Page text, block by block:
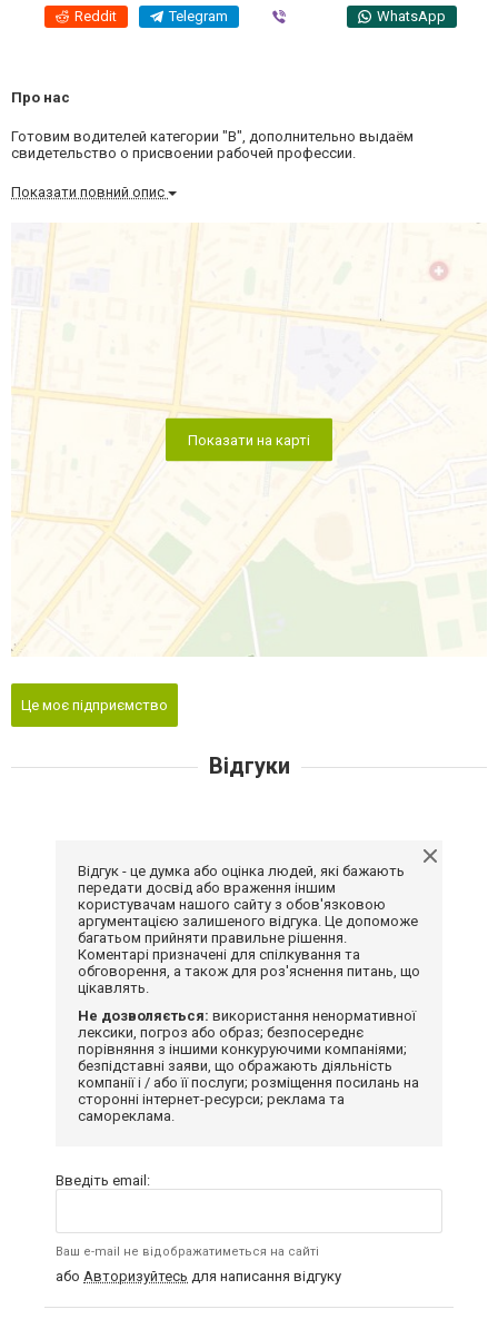
Reddit Telegram WhatsApp
Про нас
Готовим водителей категории "В", дополнительно выдаём
свидетельство о присвоении рабочей профессии.
Показати повний опис
Показати на карті
Це моє підприємство
Відгуки
Відгук - це думка або оцінка людей, які бажають
передати досвід або враження іншим
користувачам нашого сайту з обов'язковою
аргументацією залишеного відгука. Це допоможе
багатьом прийняти правильне рішення.
Коментарі призначені для спілкування та
обговорення, а також для роз'яснення питань, що
цікавлять.
Не дозволяється: використання ненормативної
лексики, погроз або образ; безпосереднє
порівняння з іншими конкуруючими компаніями;
безпідставні заяви, що ображають діяльність
компанії і / або її послуги; розміщення посилань на
сторонні інтернет-ресурси; реклама та
самореклама.
Введіть email:
Ваш e-mail не відображатиметься на сайті
або Авторизуйтесь для написання відгуку